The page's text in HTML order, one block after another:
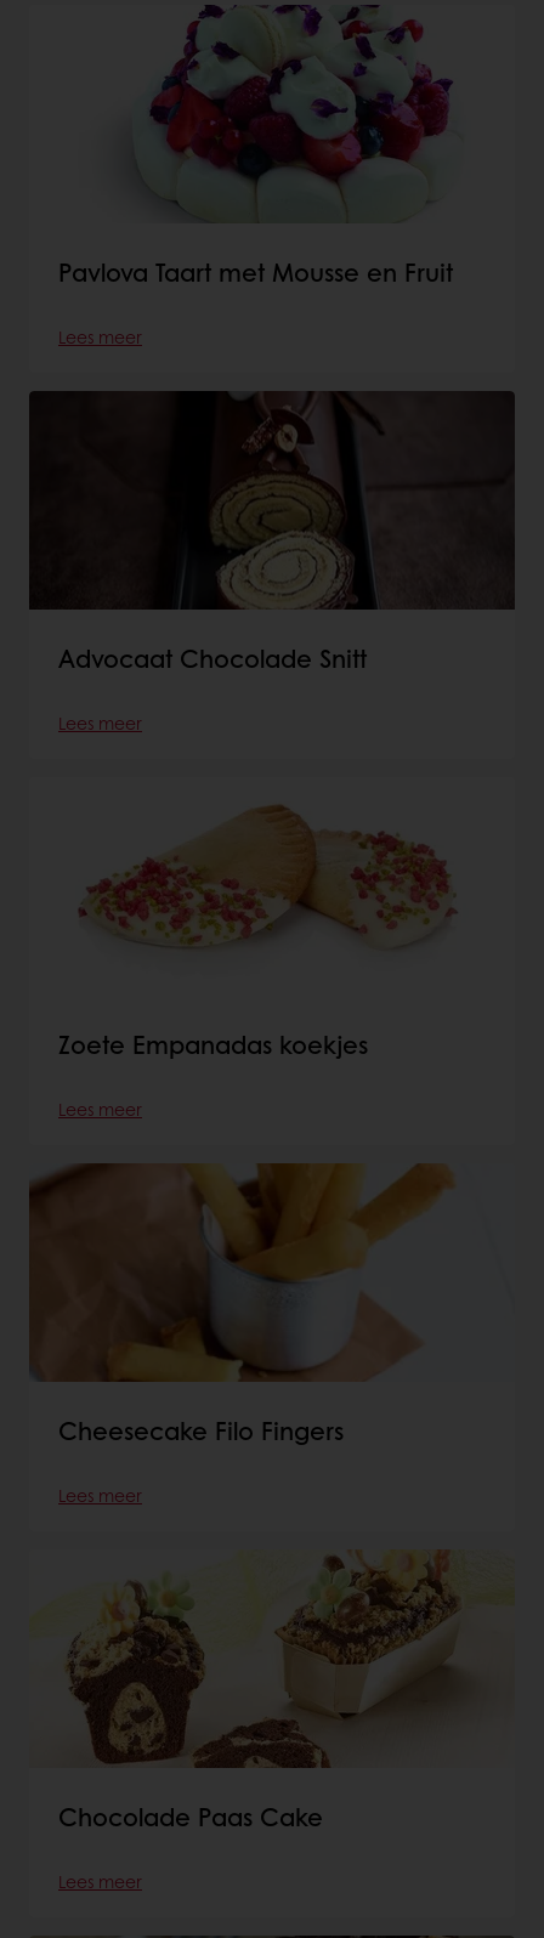
Pavlova Taart met Mousse en Fruit
Lees meer
Advocaat Chocolade Snitt
Lees meer
Zoete Empanadas koekjes
Lees meer
Cheesecake Filo Fingers
Lees meer
Chocolade Paas Cake
Lees meer